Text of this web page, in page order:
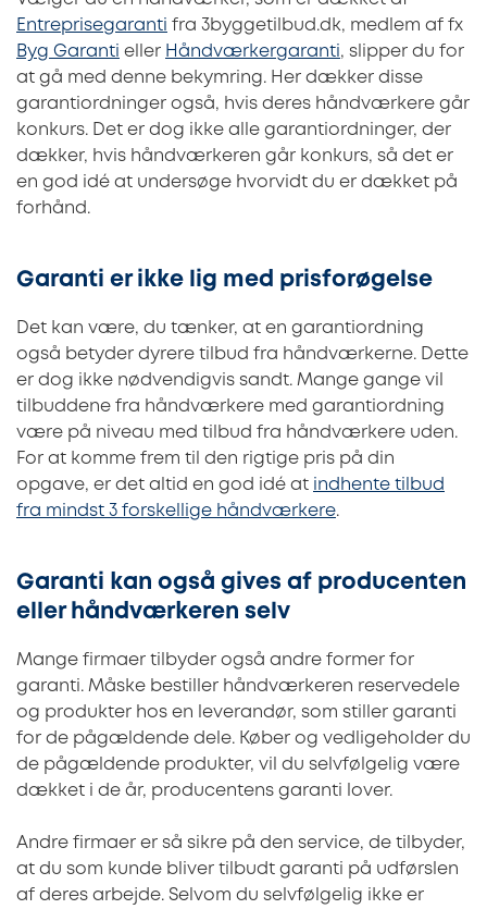
Entreprisegaranti fra 3byggetilbud.dk, medlem af fx
Byg Garanti eller Håndværkergaranti, slipper du for
at gå med denne bekymring. Her dækker disse
garantiordninger også, hvis deres håndværkere går
konkurs. Det er dog ikke alle garantiordninger, der
dækker, hvis håndværkeren går konkurs, så det er
en god idé at undersøge hvorvidt du er dækket på
forhånd.
Garanti er ikke lig med prisforøgelse
Det kan være, du tænker, at en garantiordning
også betyder dyrere tilbud fra håndværkerne. Dette
er dog ikke nødvendigvis sandt. Mange gange vil
tilbuddene fra håndværkere med garantiordning
være på niveau med tilbud fra håndværkere uden.
For at komme frem til den rigtige pris på din
opgave, er det altid en god idé at indhente tilbud
fra mindst 3 forskellige håndværkere.
Garanti kan også gives af producenten
eller håndværkeren selv
Mange firmaer tilbyder også andre former for
garanti. Måske bestiller håndværkeren reservedele
og produkter hos en leverandør, som stiller garanti
for de pågældende dele. Køber og vedligeholder du
de pågældende produkter, vil du selvfølgelig være
dækket i de år, producentens garanti lover.
Andre firmaer er så sikre på den service, de tilbyder,
at du som kunde bliver tilbudt garanti på udførslen
af deres arbejde. Selvom du selvfølgelig ikke er